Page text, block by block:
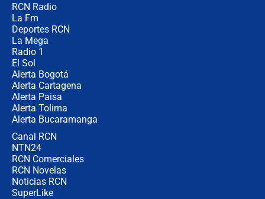
RCN Radio
La Fm
Deportes RCN
La Mega
Radio 1
El Sol
Alerta Bogotá
Alerta Cartagena
Alerta Paisa
Alerta Tolima
Alerta Bucaramanga
Canal RCN
NTN24
RCN Comerciales
RCN Novelas
Noticias RCN
SuperLike